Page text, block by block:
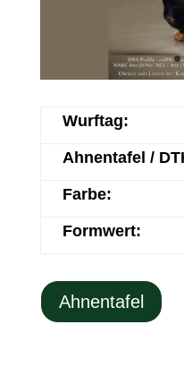
Wurftag:
Ahnentafel /
Farbe:
Formwert:
Ahnentafel